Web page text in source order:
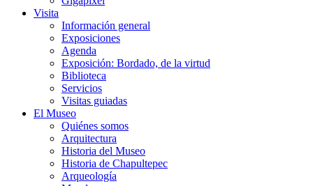
Visita
Información general
Exposiciones
Agenda
Exposición: Bordado, de la virtud
Biblioteca
Servicios
Visitas guiadas
El Museo
Quiénes somos
Arquitectura
Historia del Museo
Historia de Chapultepec
Arqueología